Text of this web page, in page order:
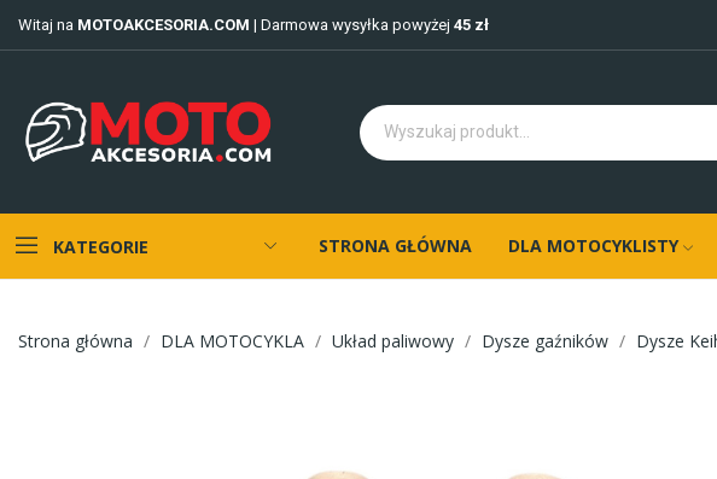
Witaj na MOTOAKCESORIA.COM | Darmowa wysyłka powyżej 45 zł
KATEGORIE STRONA GŁÓWNA DLA MOTOCYKLISTY
Strona główna DLA MOTOCYKLA Układ paliwowy Dysze gaźników Dysze